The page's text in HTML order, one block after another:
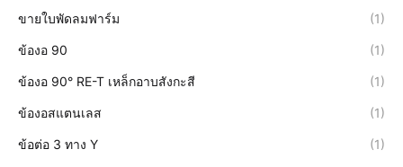
ขายใบพัดลมฟาร์ม (1)
ข้องอ 90 (1)
ข้องอ 90° RE-T เหล็กอาบสังกะสี (1)
ข้องอสแตนเลส (1)
ข้อต่อ 3 ทาง Y (1)